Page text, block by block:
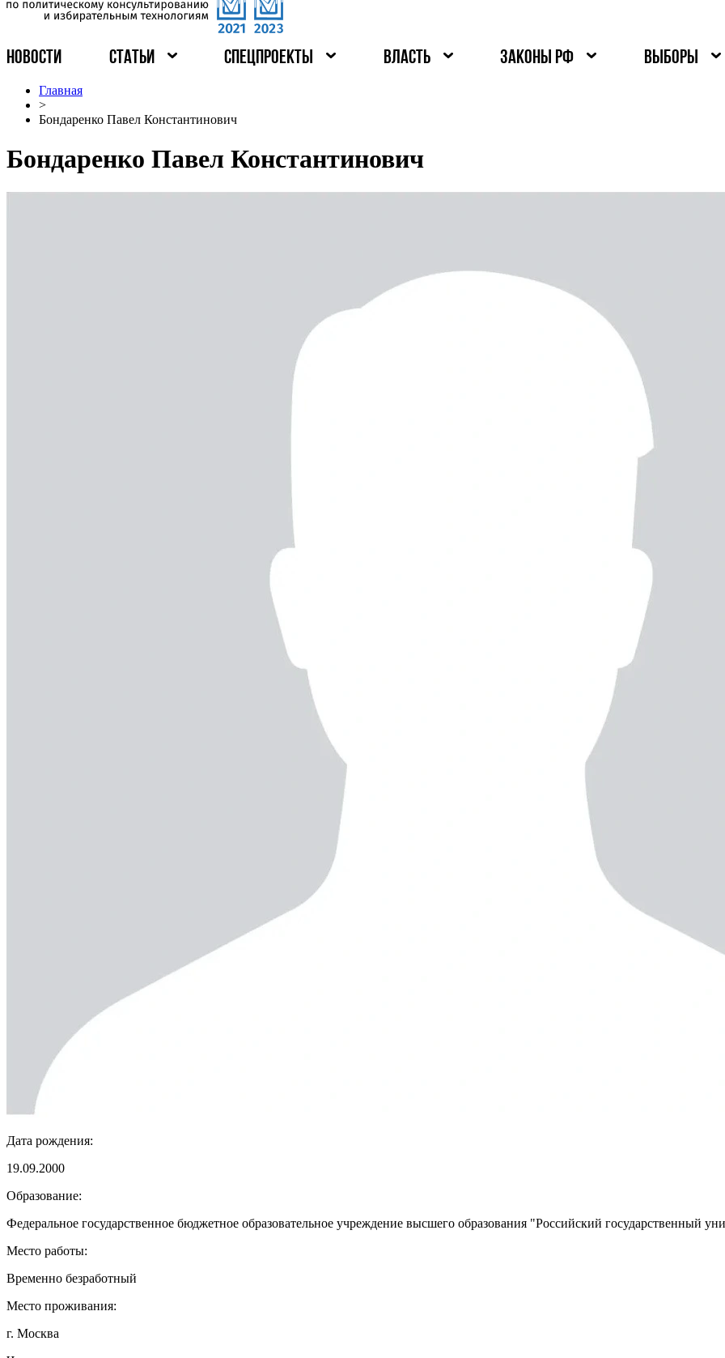
НОВОСТИ СТАТЬИ СПЕЦПРОЕКТЫ ВЛАСТЬ ЗАКОНЫ РФ ВЫБОРЫ
Главная
>
Бондаренко Павел Константинович
Бондаренко Павел Константинович
Дата рождения:
19.09.2000
Образование:
Федеральное государственное бюджетное образовательное учреждение высшего образования "Российский государственный
Место работы:
Временно безработный
Место проживания:
г. Москва